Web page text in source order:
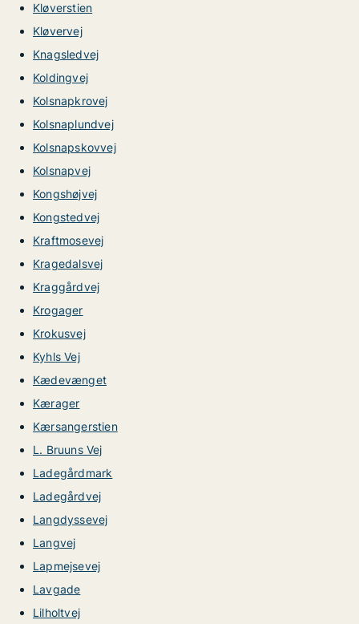
Kløverstien
Kløvervej
Knagsledvej
Koldingvej
Kolsnapkrovej
Kolsnaplundvej
Kolsnapskovvej
Kolsnapvej
Kongshøjvej
Kongstedvej
Kraftmosevej
Kragedalsvej
Kraggårdvej
Krogager
Krokusvej
Kyhls Vej
Kædevænget
Kærager
Kærsangerstien
L. Bruuns Vej
Ladegårdmark
Ladegårdvej
Langdyssevej
Langvej
Lapmejsevej
Lavgade
Lilholtvej